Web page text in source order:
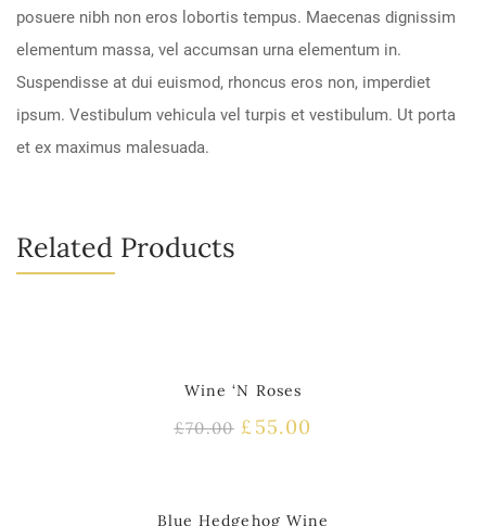
posuere nibh non eros lobortis tempus. Maecenas dignissim
elementum massa, vel accumsan urna elementum in.
Suspendisse at dui euismod, rhoncus eros non, imperdiet
ipsum. Vestibulum vehicula vel turpis et vestibulum. Ut porta
et ex maximus malesuada.
Related Products
Wine ‘N Roses
£70.00 £ 55.00
Blue Hedgehog Wine